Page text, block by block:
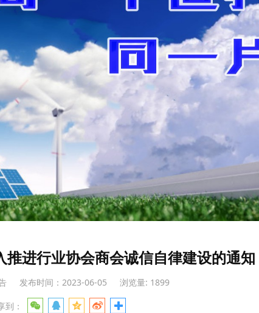
推进行业协会商会诚信自律建设的通知
发布时间：2023-06-05 浏览量: 1899
到：